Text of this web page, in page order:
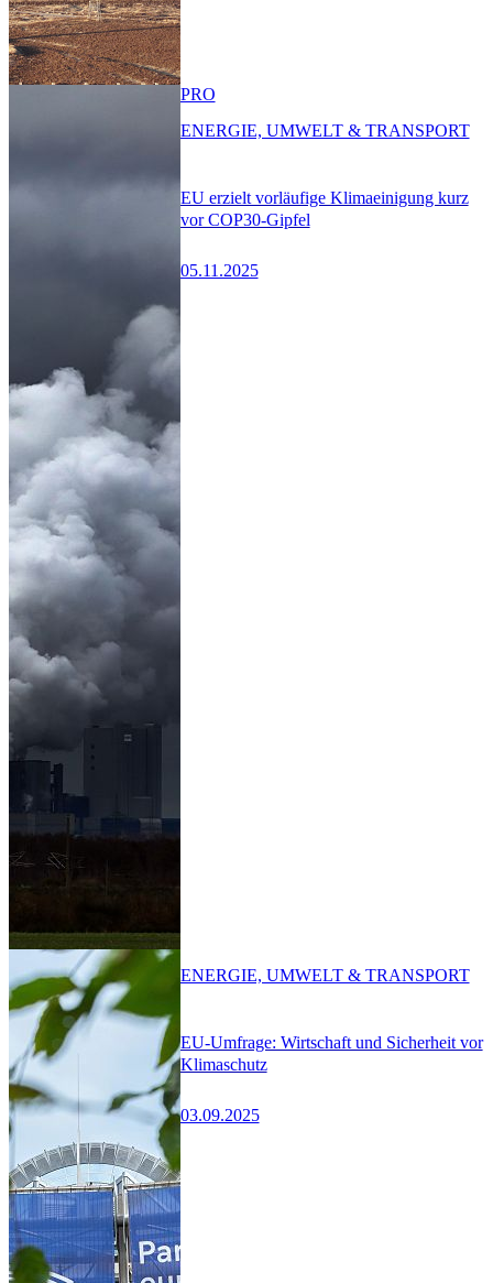
EU erzielt vorläufige Klimaeinigung kurz
vor COP30-Gipfel
05.11.2025
PRO
ENERGIE, UMWELT & TRANSPORT
EU-Umfrage: Wirtschaft und Sicherheit vor
Klimaschutz
03.09.2025
ENERGIE, UMWELT & TRANSPORT